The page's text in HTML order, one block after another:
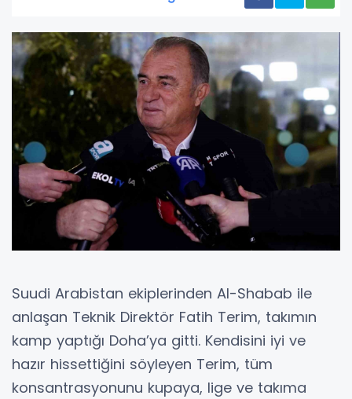
Suudi Arabistan ekiplerinden Al-Shabab ile
anlaşan Teknik Direktör Fatih Terim, takımın
kamp yaptığı Doha’ya gitti. Kendisini iyi ve
hazır hissettiğini söyleyen Terim, tüm
konsantrasyonunu kupaya, lige ve takıma